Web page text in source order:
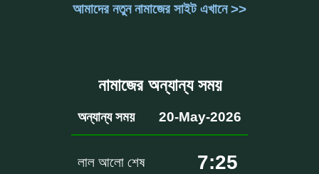
আমাদের নতুন নামাজের সাইট এখানে >>
নামাজের অন্যান্য সময়
অন্যান্য সময় 20-May-2026
লাল আলো শেষ 7:25